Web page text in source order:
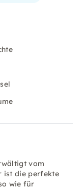
vom
ist die perfekte
wie für